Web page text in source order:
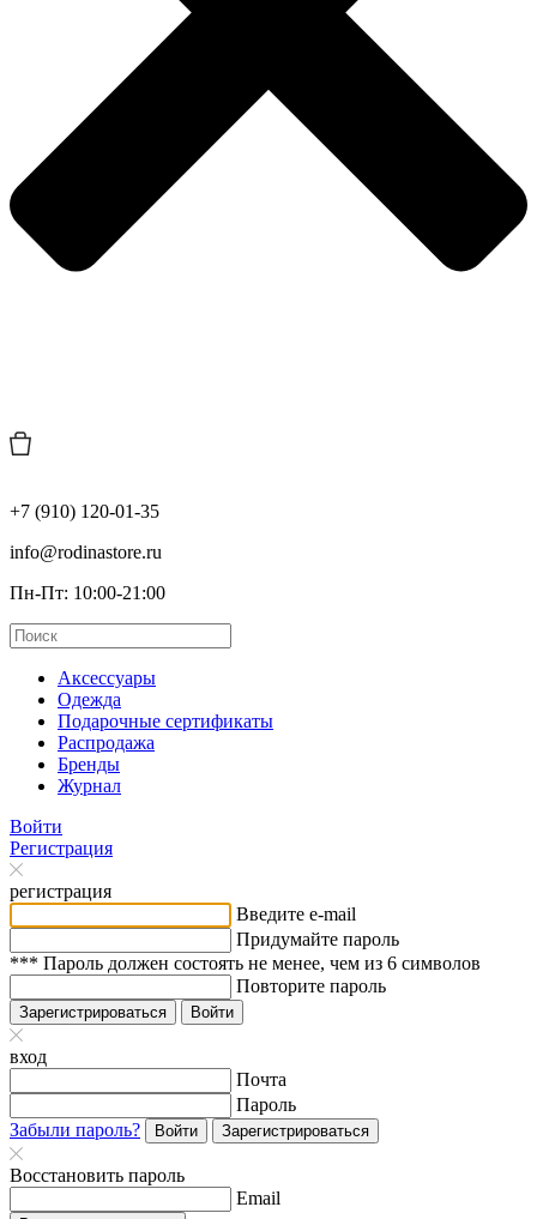
+7 (910) 120-01-35
info@rodinastore.ru
Пн-Пт: 10:00-21:00
Аксессуары
Одежда
Подарочные сертификаты
Распродажа
Бренды
Журнал
Войти
Регистрация
регистрация
Введите e-mail
Придумайте пароль
*** Пароль должен состоять не менее, чем из 6 символов
Повторите пароль
Зарегистрироваться Войти
вход
Почта
Пароль
Забыли пароль?
Войти Зарегистрироваться
Восстановить пароль
Email